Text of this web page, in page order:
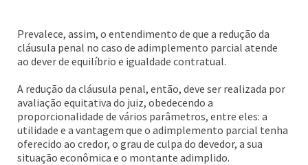
Prevalece, assim, o entendimento de que a redução da
cláusula penal no caso de adimplemento parcial atende
ao dever de equilíbrio e igualdade contratual.
A redução da cláusula penal, então, deve ser realizada por
avaliação equitativa do juiz, obedecendo a
proporcionalidade de vários parâmetros, entre eles: a
utilidade e a vantagem que o adimplemento parcial tenha
oferecido ao credor, o grau de culpa do devedor, a sua
situação econômica e o montante adimplido.